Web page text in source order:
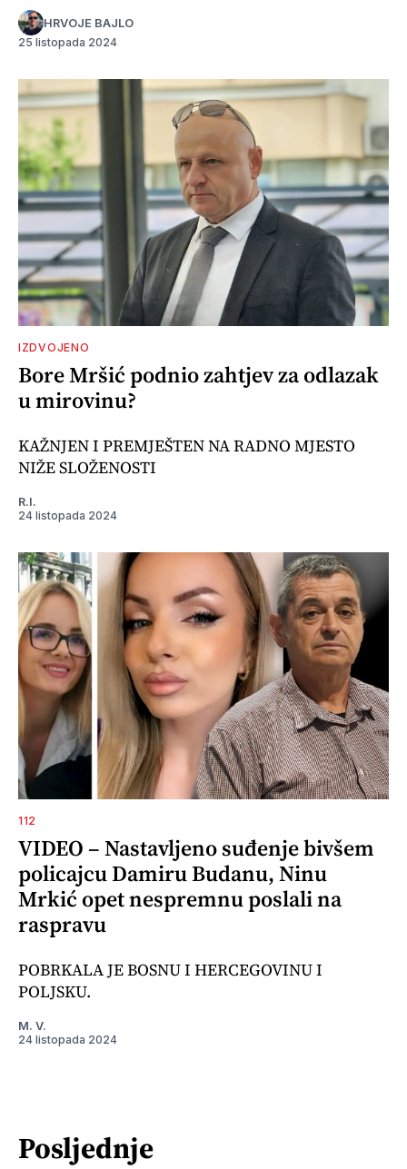
HRVOJE BAJLO
25 listopada 2024
IZDVOJENO
Bore Mršić podnio zahtjev za odlazak
u mirovinu?
KAŽNJEN I PREMJEŠTEN NA RADNO MJESTO
NIŽE SLOŽENOSTI
R.I.
24 listopada 2024
112
VIDEO – Nastavljeno suđenje bivšem
policajcu Damiru Budanu, Ninu
Mrkić opet nespremnu poslali na
raspravu
POBRKALA JE BOSNU I HERCEGOVINU I
POLJSKU.
M. V.
24 listopada 2024
Posljednje